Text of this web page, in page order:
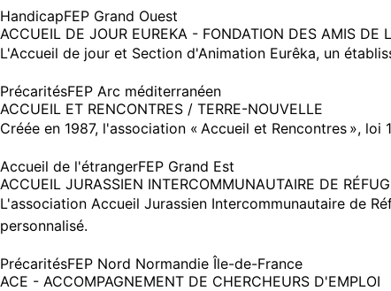
HandicapFEP Grand Ouest
ACCUEIL DE JOUR EUREKA - FONDATION DES AMIS DE
L'Accueil de jour et Section d'Animation Eurêka, un
PrécaritésFEP Arc méditerranéen
ACCUEIL ET RENCONTRES / TERRE-NOUVELLE
Créée en 1987, l'association « Accueil et Rencontres »,
Accueil de l'étrangerFEP Grand Est
ACCUEIL JURASSIEN INTERCOMMUNAUTAIRE DE
L'association Accueil Jurassien Intercommunautaire de
personnalisé.
PrécaritésFEP Nord Normandie Île-de-France
ACE - ACCOMPAGNEMENT DE CHERCHEURS D'EMPLOI